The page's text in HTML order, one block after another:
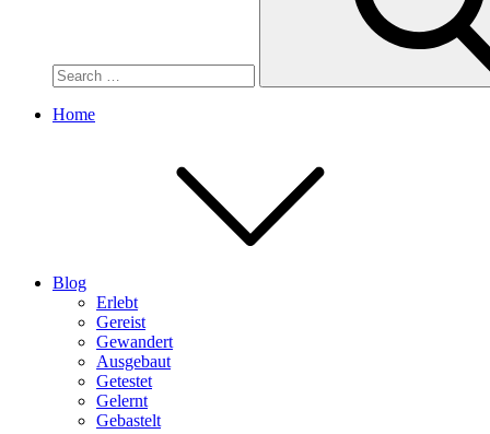
Home
Blog
Erlebt
Gereist
Gewandert
Ausgebaut
Getestet
Gelernt
Gebastelt